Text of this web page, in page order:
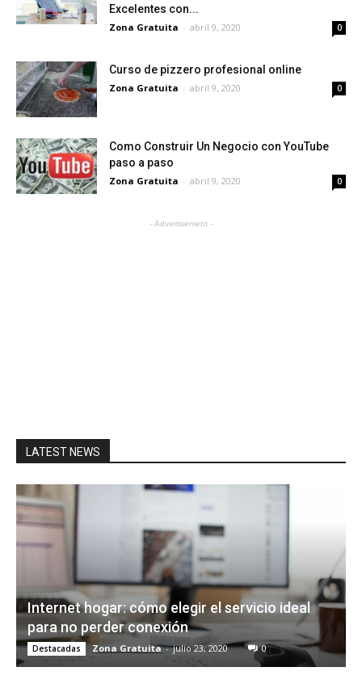
Excelentes con...
Zona Gratuita - abril 9, 2020 0
Curso de pizzero profesional online
Zona Gratuita - abril 9, 2020 0
Como Construir Un Negocio con YouTube
paso a paso
Zona Gratuita - abril 9, 2020 0
- Advertisement -
LATEST NEWS
Internet hogar: cómo elegir el servicio ideal
para no perder conexión
Destacadas Zona Gratuita - julio 23, 2020 0